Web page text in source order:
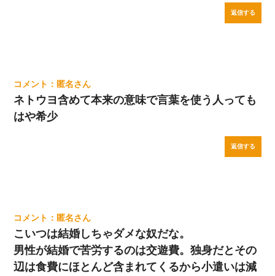
返信する
匿名
ネトウヨ含めて本来の意味で言葉を使う人っても
はや希少
返信する
匿名
こいつは結婚しちゃダメな奴だな。
男性が結婚で苦労するのは交遊費。独身だとその
辺は食費にほとんど含まれてくるから小遣いは減